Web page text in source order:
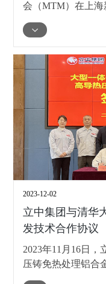
会（MTM）在上
MTM吸引了近700
新材料和汽车轻量
力。同时立中集团
作研发单位——清
上接待了前来观展
了深入技术交流。
2023-12-02
立中集团与清华
发技术合作协议
2023年11月16日
压铸免热处理铝合
目”签约仪式在立